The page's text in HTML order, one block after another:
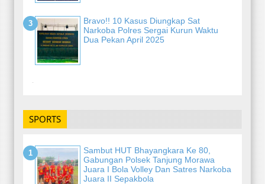
Bravo!! 10 Kasus Diungkap Sat
Narkoba Polres Sergai Kurun Waktu
Dua Pekan April 2025
-
SPORTS
Sambut HUT Bhayangkara Ke 80,
Gabungan Polsek Tanjung Morawa
Juara I Bola Volley Dan Satres Narkoba
Juara II Sepakbola